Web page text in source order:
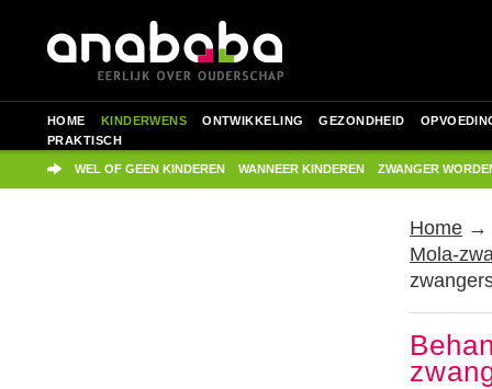
HOME KINDERWENS ONTWIKKELING GEZONDHEID
PRAKTISCH
WEL OF GEEN KINDEREN WANNEER KINDEREN ZWANGER
Home →
Mola-